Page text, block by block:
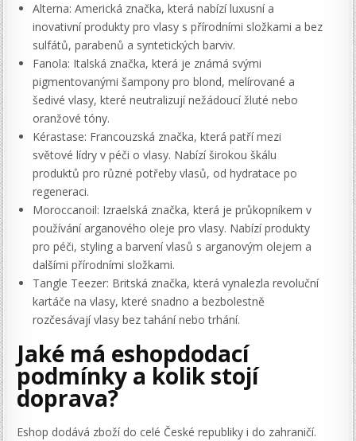
Alterna: Americká značka, která nabízí luxusní a
inovativní produkty pro vlasy s přírodními složkami a bez
sulfátů, parabenů a syntetických barviv.
Fanola: Italská značka, která je známá svými
pigmentovanými šampony pro blond, melírované a
šedivé vlasy, které neutralizují nežádoucí žluté nebo
oranžové tóny.
Kérastase: Francouzská značka, která patří mezi
světové lídry v péči o vlasy. Nabízí širokou škálu
produktů pro různé potřeby vlasů, od hydratace po
regeneraci.
Moroccanoil: Izraelská značka, která je průkopníkem v
používání arganového oleje pro vlasy. Nabízí produkty
pro péči, styling a barvení vlasů s arganovým olejem a
dalšími přírodními složkami.
Tangle Teezer: Britská značka, která vynalezla revoluční
kartáče na vlasy, které snadno a bezbolestně
rozčesávají vlasy bez tahání nebo trhání.
Jaké má eshopdodací
podmínky a kolik stojí
doprava?
Eshop dodává zboží do celé České republiky i do zahraničí.